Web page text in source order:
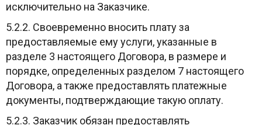
исключительно на Заказчике.
5.2.2. Своевременно вносить плату за
предоставляемые ему услуги, указанные в
разделе 3 настоящего Договора, в размере и
порядке, определенных разделом 7 настоящего
Договора, а также предоставлять платежные
документы, подтверждающие такую оплату.
5.2.3. Заказчик обязан предоставлять